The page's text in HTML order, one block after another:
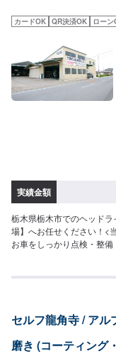
燃料代はお客様にご負担い
かねる場合もございます。
をつけてお越しください
駐車してください。受付
ください。ご案内いたしま
カードOK QR決済OK ロー
実績金額
栃木県栃木市でのヘッド
場】へお任せください！<
お車をしっかり点検・整
済ませたい…★お時間があ
～3日程度で納車となりま
ください。-----代車につ
車をご利用ください。※代
セルフ龍角寺 / アル
磨き (コーティング